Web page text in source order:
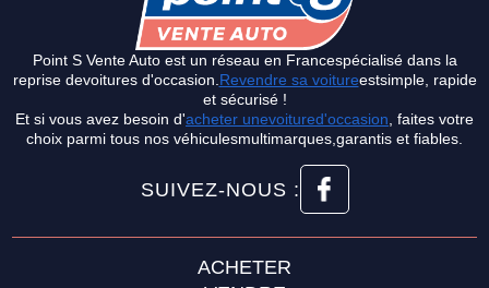
Point S Vente Auto est un réseau en Francespécialisé dans la
reprise devoitures d'occasion. Revendre sa voitureestsimple, rapide
et sécurisé !
Et si vous avez besoin d'acheter unevoitured'occasion , faites votre
choix parmi tous nos véhiculesmultimarques,garantis et fiables.
SUIVEZ-NOUS :
ACHETER